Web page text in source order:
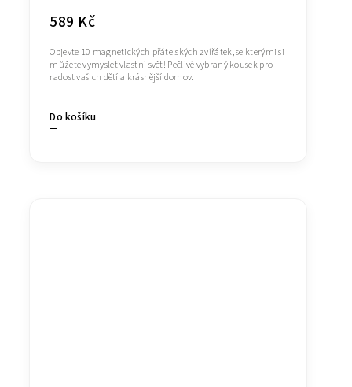
589 Kč
Do košíku
Objevte 10 magnetických přátelských zvířátek, se kterými si
můžete vymyslet vlastní svět! Pečlivě vybraný kousek pro
radost vašich dětí a krásnější domov.